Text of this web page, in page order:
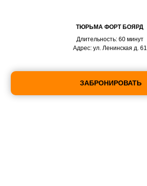
ТЮРЬМА ФОРТ БОЯРД
Длительность: 60 минут
Адрес: ул. Ленинская д. 61
ЗАБРОНИРОВАТЬ